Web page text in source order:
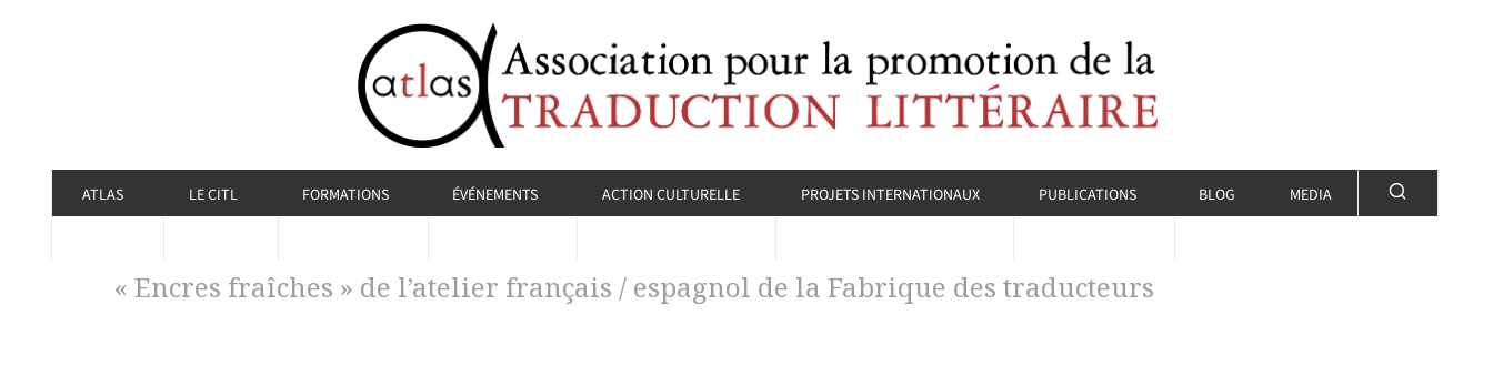
ATLAS LE CITL FORMATIONS ÉVÉNEMENTS ACTION CULTURELLE PROJETS INTERNATIONAUX PUBLICATIONS BLOG MEDIA
« Encres fraîches » de l’atelier français / espagnol de la Fabrique des traducteurs